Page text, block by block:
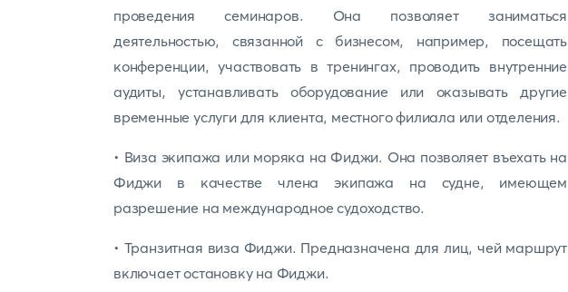
проведения семинаров. Она позволяет заниматься
деятельностью, связанной с бизнесом, например, посещать
конференции, участвовать в тренингах, проводить внутренние
аудиты, устанавливать оборудование или оказывать другие
временные услуги для клиента, местного филиала или отделения.
• Виза экипажа или моряка на Фиджи. Она позволяет въехать на
Фиджи в качестве члена экипажа на судне, имеющем
разрешение на международное судоходство.
• Транзитная виза Фиджи. Предназначена для лиц, чей маршрут
включает остановку на Фиджи.